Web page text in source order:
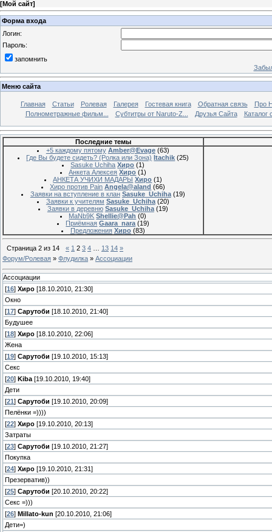
[Мой сайт]
Форма входа
Логин:
Пароль:
запомнить
Меню сайта
Главная Статьи Ролевая Галерея Гостевая книга Обратная связь
Про
Полнометражные фильм...
Субтитры от Naruto-Z... Друзья Сайта Каталог
Последние темы
+5 каждому пятому Amber@Evage (63)
Где Вы будете сидеть? (Ролка или Зона) Itachik (25)
Sasuke Uchiha Хиро (1)
Анкета Алексея Хиро (1)
АНКЕТА УЧИХИ МАДАРЫ Хиро (1)
Хиро против Pain Angela@aland (66)
Заявки на вступление в клан Sasuke_Uchiha (19)
Заявки к учителям Sasuke_Uchiha (20)
Заявки в деревню Sasuke_Uchiha (19)
MaNb9K Shellie@Pah (0)
Приёмная Gaara_nara (19)
Предложения Хиро (83)
Страница 2 из 14 « 1 2 3 4 13 14 »
Форум/Ролевая » Флудилка » Ассоциации
Ассоциации
[16] Хиро [18.10.2010, 21:30]
Окно
[17] Сарутоби [18.10.2010, 21:40]
Будушее
[18] Хиро [18.10.2010, 22:06]
Жена
[19] Сарутоби [19.10.2010, 15:13]
Секс
[20] Kiba [19.10.2010, 19:40]
Дети
[21 ] Сарутоби [19.10.2010, 20:09]
Пелёнки =))))
[22] Хиро [19.10.2010, 20:13]
Затраты
[23] Сарутоби [19.10.2010, 21:27]
Покупка
[24] Хиро [19.10.2010, 21:31]
Презерватив))
[25] Сарутоби [20.10.2010, 20:22]
Секс =)))
[26] Millato-kun [20.10.2010, 21:06]
Дети=)